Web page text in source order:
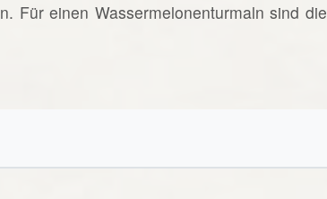
Für einen Wassermelonenturmaln sind die